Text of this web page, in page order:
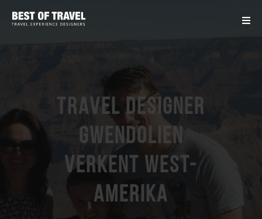
Travel designer
Gwendolien
verkent West-
Amerika